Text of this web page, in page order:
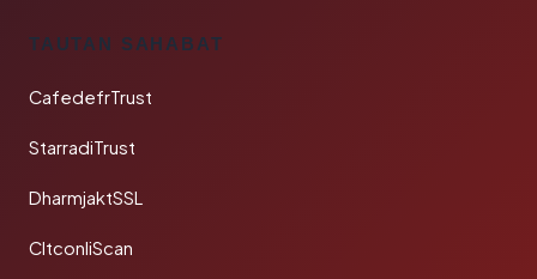
TAUTAN SAHABAT
CafedefrTrust
StarradiTrust
DharmjaktSSL
CltconliScan